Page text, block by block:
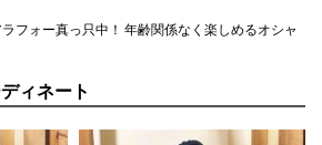
フォー真っ只中！ 年齢関係なく楽しめるオシャ
ィネート